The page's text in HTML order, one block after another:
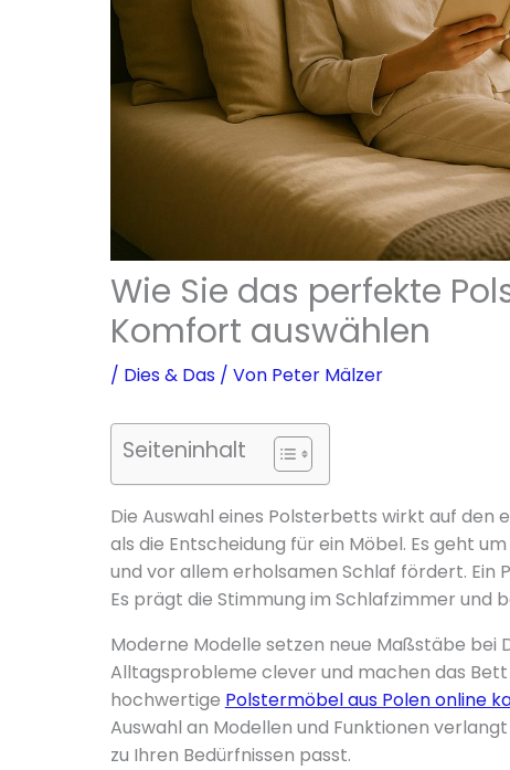
Wie Sie das perfekte
Komfort auswählen
/ Dies & Das/ Von Peter Mälzer
Seiteninhalt
Die Auswahl eines Polsterbetts wirkt auf
als die Entscheidung für ein Möbel. Es geht
und vor allem erholsamen Schlaf fördert.
Es prägt die Stimmung im Schlafzimmer und
Moderne Modelle setzen neue Maßstäbe bei
Alltagsprobleme clever und machen das Bett
hochwertige Polstermöbel aus Polen online
Auswahl an Modellen und Funktionen
zu Ihren Bedürfnissen passt.